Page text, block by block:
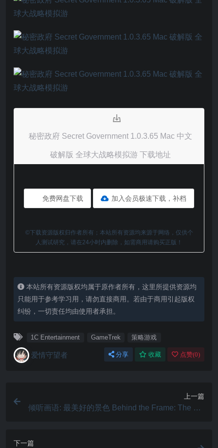
秘密政府 Secret Government 1.0.3.65 Mac 中文
破解版 全球大战略模拟游 下载地址
免费网盘下载 加入会员极速下载，补档
©下载资源版权归作者所有；本站所有资源均来源于网络，仅供个
人测试研究，请在24小时内删除，如需商用请购买正版！
本站所有资源版权均属于原作者所有，这里所提供资源均
只能用于参考学习用，请勿直接商用。若由于商用引起版权
纠纷，一切责任均由使用者承担。
1C Entertainment GameTrek 策略游戏
爱情守望者 分享 收藏 点赞(0)
上一篇
倾听画语: 最美好的景色 Behind the Frame: The Fin
下一篇